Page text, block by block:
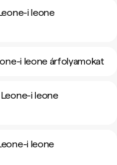
i leone
i leone árfolyamokat
i leone
i leone